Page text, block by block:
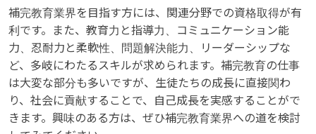
補完教育業界を目指す方には、関連分野での資格取得が有
利です。また、教育力と指導力、コミュニケーション能
力、忍耐力と柔軟性、問題解決能力、リーダーシップな
ど、多岐にわたるスキルが求められます。補完教育の仕事
は大変な部分も多いですが、生徒たちの成長に直接関わ
り、社会に貢献することで、自己成長を実感することがで
きます。興味のある方は、ぜひ補完教育業界への道を検討